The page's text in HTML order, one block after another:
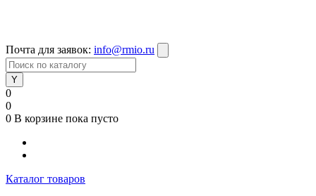
Почта для заявок: info@rmio.ru
0
0
0 В корзине пока пусто
Каталог товаров